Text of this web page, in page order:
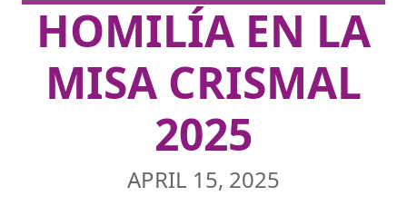
HOMILÍA EN LA
MISA CRISMAL
2025
APRIL 15, 2025